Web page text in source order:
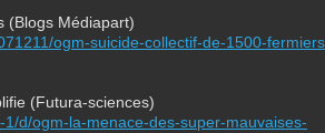
(Blogs Médiapart)
ogm-suicide-collectif-de-1500-
(Futura-sciences)
d/ogm-la-menace-des-super-mauvaises-